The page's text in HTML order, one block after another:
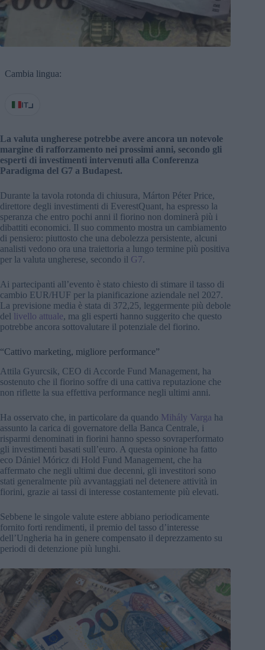
Cambia lingua:
IT
La valuta ungherese potrebbe avere ancora un notevole
margine di rafforzamento nei prossimi anni, secondo gli
esperti di investimenti intervenuti alla Conferenza
Paradigma del G7 a Budapest.
Durante la tavola rotonda di chiusura, Márton Péter Price,
direttore degli investimenti di EverestQuant, ha espresso la
speranza che entro pochi anni il fiorino non dominerà più i
dibattiti economici. Il suo commento mostra un cambiamento
di pensiero: piuttosto che una debolezza persistente, alcuni
analisti vedono ora una traiettoria a lungo termine più positiva
per la valuta ungherese, secondo il G7.
Ai partecipanti all’evento è stato chiesto di stimare il tasso di
cambio EUR/HUF per la pianificazione aziendale nel 2027.
La previsione media è stata di 372,25, leggermente più debole
del livello attuale, ma gli esperti hanno suggerito che questo
potrebbe ancora sottovalutare il potenziale del fiorino.
“Cattivo marketing, migliore performance”
Attila Gyurcsik, CEO di Accorde Fund Management, ha
sostenuto che il fiorino soffre di una cattiva reputazione che
non riflette la sua effettiva performance negli ultimi anni.
Ha osservato che, in particolare da quando Mihály Varga ha
assunto la carica di governatore della Banca Centrale, i
risparmi denominati in fiorini hanno spesso sovraperformato
gli investimenti basati sull’euro. A questa opinione ha fatto
eco Dániel Móricz di Hold Fund Management, che ha
affermato che negli ultimi due decenni, gli investitori sono
stati generalmente più avvantaggiati nel detenere attività in
fiorini, grazie ai tassi di interesse costantemente più elevati.
Sebbene le singole valute estere abbiano periodicamente
fornito forti rendimenti, il premio del tasso d’interesse
dell’Ungheria ha in genere compensato il deprezzamento su
periodi di detenzione più lunghi.